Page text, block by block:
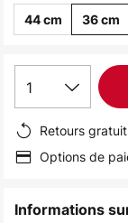
44 cm 36 cm
1
Retours
Options de
Informations